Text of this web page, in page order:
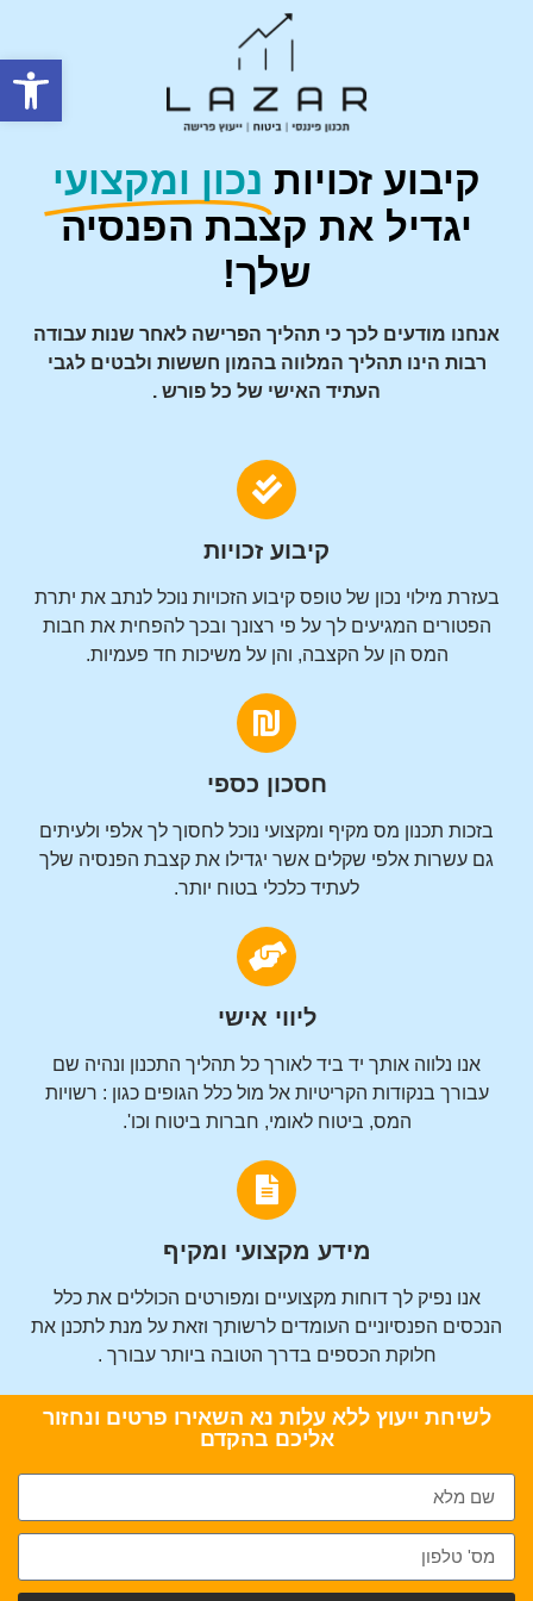
פתח
קיבוע זכויות נכון ומקצועי
יגדיל את קצבת הפנסיה
שלך!
אנחנו מודעים לכך כי תהליך הפרישה לאחר שנות עבודה
רבות הינו תהליך המלווה בהמון חששות ולבטים לגבי
העתיד האישי של כל פורש .
קיבוע זכויות
בעזרת מילוי נכון של טופס קיבוע הזכויות נוכל לנתב את יתרת
הפטורים המגיעים לך על פי רצונך ובכך להפחית את חבות
המס הן על הקצבה, והן על משיכות חד פעמיות.
חסכון כספי
בזכות תכנון מס מקיף ומקצועי נוכל לחסוך לך אלפי ולעיתים
גם עשרות אלפי שקלים אשר יגדילו את קצבת הפנסיה שלך
לעתיד כלכלי בטוח יותר.
ליווי אישי
אנו נלווה אותך יד ביד לאורך כל תהליך התכנון ונהיה שם
עבורך בנקודות הקריטיות אל מול כלל הגופים כגון : רשויות
המס, ביטוח לאומי, חברות ביטוח וכו'.
מידע מקצועי ומקיף
אנו נפיק לך דוחות מקצועיים ומפורטים הכוללים את כלל
הנכסים הפנסיוניים העומדים לרשותך וזאת על מנת לתכנן את
חלוקת הכספים בדרך הטובה ביותר עבורך .
לשיחת ייעוץ ללא עלות נא השאירו פרטים ונחזור
אליכם בהקדם